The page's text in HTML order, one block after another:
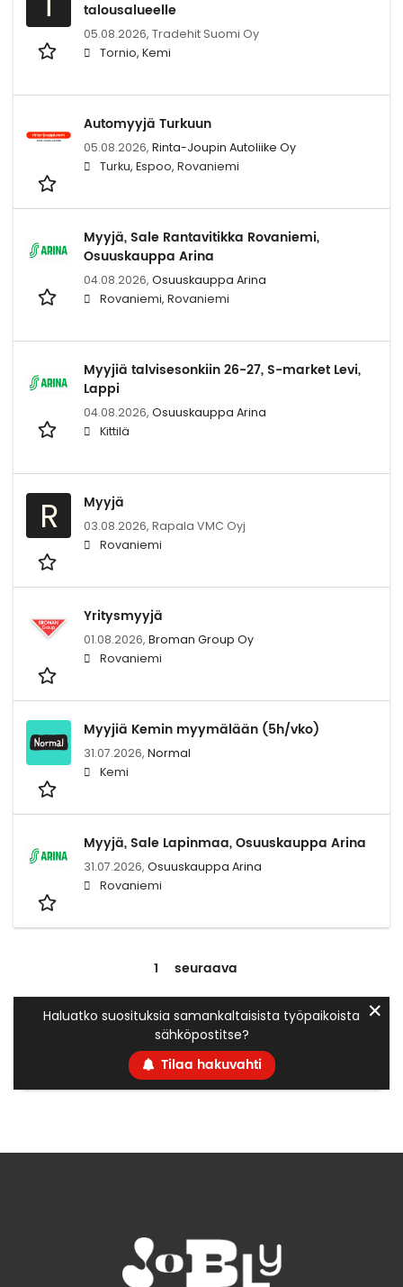
talousalueelle
05.08.2026, Tradehit Suomi Oy
Tornio, Kemi
Automyyjä Turkuun
05.08.2026, Rinta-Joupin Autoliike Oy
Turku, Espoo, Rovaniemi
Myyjä, Sale Rantavitikka Rovaniemi,
Osuuskauppa Arina
04.08.2026, Osuuskauppa Arina
Rovaniemi, Rovaniemi
Myyjiä talvisesonkiin 26-27, S-market Levi,
Lappi
04.08.2026, Osuuskauppa Arina
Kittilä
R Myyjä
03.08.2026, Rapala VMC Oyj
Rovaniemi
Yritysmyyjä
01.08.2026, Broman Group Oy
Rovaniemi
Myyjiä Kemin myymälään (5h/vko)
31.07.2026, Normal
Kemi
Myyjä, Sale Lapinmaa, Osuuskauppa Arina
31.07.2026, Osuuskauppa Arina
Rovaniemi
1 seuraava
Haluatko suosituksia samankaltaisista työpaikoista
sähköpostitse?
Tilaa hakuvahti
✕